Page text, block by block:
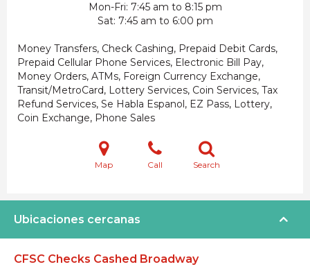
Mon-Fri 7:45 am to 8:15 pm
Sat 7:45 am to 6:00 pm
Money Transfers, Check Cashing, Prepaid Debit Cards,
Prepaid Cellular Phone Services, Electronic Bill Pay,
Money Orders, ATMs, Foreign Currency Exchange,
Transit/MetroCard, Lottery Services, Coin Services, Tax
Refund Services, Se Habla Espanol, EZ Pass, Lottery,
Coin Exchange, Phone Sales
Map Call Search
Ubicaciones cercanas
CFSC Checks Cashed Broadway